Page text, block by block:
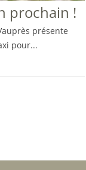
prochain !
présente
pour...